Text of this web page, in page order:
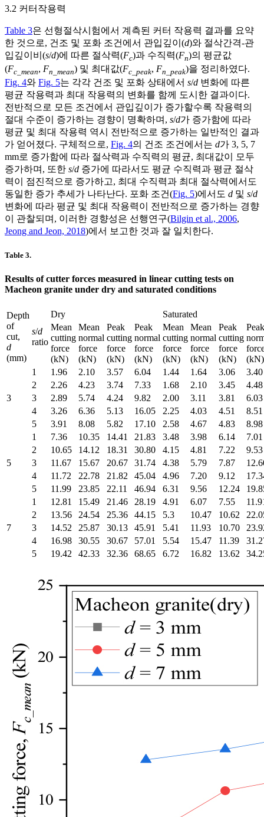
3.2 커터작용력
Table 3은 선형절삭시험에서 계측된 커터 작용력 결과를 요약
한 것으로, 건조 및 포화 조건에서 관입깊이(d)와 절삭간격-관
입깊이비(s/d)에 따른 절삭력(Fc)과 수직력(Fn)의 평균값
(Fc_mean, Fn_mean) 및 최대값(Fc_peak, Fn_peak)을 정리하였다.
Fig. 4와 Fig. 5는 각각 건조 및 포화 상태에서 s/d 변화에 따른
평균 작용력과 최대 작용력의 변화를 함께 도시한 결과이다.
전반적으로 모든 조건에서 관입깊이가 증가할수록 작용력의
절대 수준이 증가하는 경향이 명확하며, s/d가 증가함에 따라
평균 및 최대 작용력 역시 전반적으로 증가하는 일반적인 결과
가 얻어졌다. 구체적으로, Fig. 4의 건조 조건에서는 d가 3, 5, 7
mm로 증가함에 따라 절삭력과 수직력의 평균, 최대값이 모두
증가하며, 또한 s/d 증가에 따라서도 평균 수직력과 평균 절삭
력이 점진적으로 증가하고, 최대 수직력과 최대 절삭력에서도
동일한 증가 추세가 나타난다. 포화 조건(Fig. 5)에서도 d 및 s/d
변화에 따라 평균 및 최대 작용력이 전반적으로 증가하는 경향
이 관찰되며, 이러한 경향성은 선행연구(Bilgin et al., 2006,
Jeong and Jeon, 2018)에서 보고한 것과 잘 일치한다.
Table 3.
Results of cutter forces measured in linear cutting tests on
Macheon granite under dry and saturated conditions
Depth
of
cut,
d
(mm)
s/d
ratio
Dry
Saturated
Mean
cutting
force
(kN)
Mean
normal
force
(kN)
Peak
cutting
force
(kN)
Peak
normal
force
(kN)
Mean
cutting
force
(kN)
Mean
normal
force
(kN)
Peak
cutting
force
(kN)
Peak
(kN)
3
1 1.96 2.10 3.57 6.04 1.44 1.64 3.06
3.40
2
2.26 4.23 3.74 7.33 1.68 2.10 3.45
4.48
3
2.89 5.74 4.24 9.82 2.00 3.11 3.81
6.03
4
3.26 6.36 5.13 16.05 2.25 4.03 4.51
8.51
5
3.91 8.08 5.82 17.10 2.58 4.67 4.83 8.98
5
1 7.36 10.35 14.41 21.83 3.48 3.98 6.14
7.01
2
10.65 14.12 18.31 30.80 4.15 4.81 7.22
9.53
3
11.67 15.67 20.67 31.74 4.38 5.79 7.87
4
11.72 22.78 21.82 45.04 4.96 7.20 9.12
5
11.99 23.85 22.11 46.94 6.31 9.56 12.24
7
1 12.81 15.49 21.46 28.19 4.91 6.07 7.55
2
13.56 24.54 25.36 44.15 5.3 10.47 10.62
3
14.52 25.87 30.13 45.91 5.41 11.93 10.70
4
16.98 30.55 30.67 57.01 5.54 15.47 11.39
5
19.42 42.33 32.36 68.65 6.72 16.82 13.62